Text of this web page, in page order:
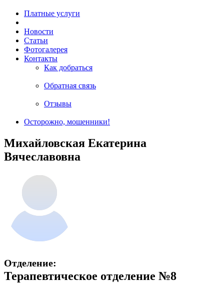
Платные услуги
Новости
Статьи
Фотогалерея
Контакты
Как добраться
Обратная связь
Отзывы
Осторожно, мошенники!
Михайловская Екатерина
Вячеславовна
Отделение:
Терапевтическое отделение №8